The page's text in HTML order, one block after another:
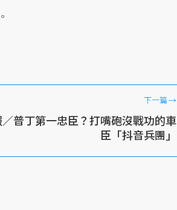
下一篇→
普丁第一忠臣？打嘴砲沒戰功的車
臣「抖音兵團」